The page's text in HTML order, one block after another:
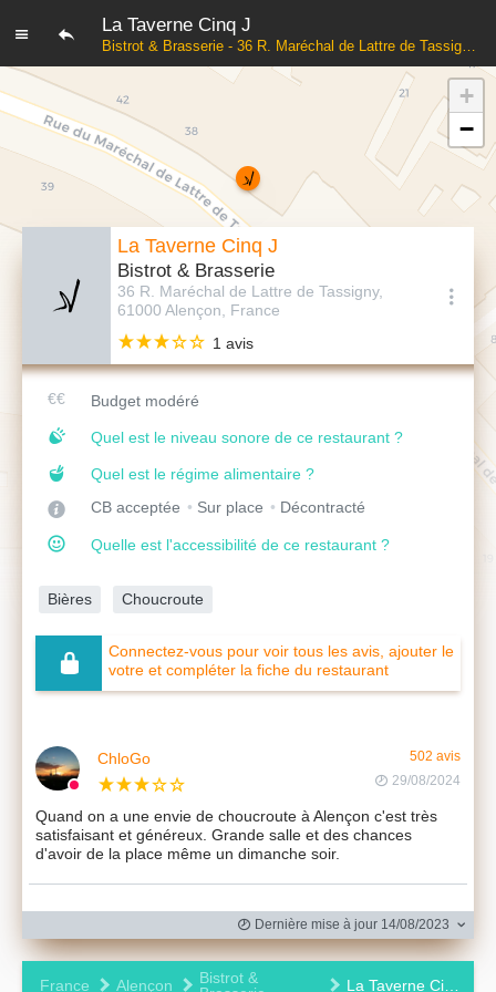
La Taverne Cinq J
Bistrot & Brasserie - 36 R. Maréchal de Lattre de Tassigny, 61000 Alençon, France
La Taverne Cinq J
Bistrot & Brasserie
36 R. Maréchal de Lattre de Tassigny,
61000 Alençon, France
1 avis
Budget modéré
Quel est le niveau sonore de ce restaurant ?
Quel est le régime alimentaire ?
CB acceptée
Sur place Décontracté
Quelle est l'accessibilité de ce restaurant ?
Bières Choucroute
Connectez-vous pour voir tous les avis, ajouter le
votre et compléter la fiche du restaurant
ChloGo
502 avis
29/08/2024
Quand on a une envie de choucroute à Alençon c'est très
satisfaisant et généreux. Grande salle et des chances
d'avoir de la place même un dimanche soir.
Dernière mise à jour 14/08/2023
France Alençon
Bistrot &
La Taverne Cinq J
+
−